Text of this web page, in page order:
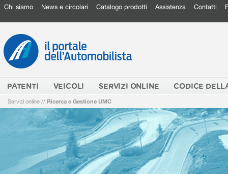
Chi siamo News e circolari Catalogo prodotti Assistenza Contatti
PATENTI VEICOLI SERVIZI ONLINE CODICE
Servizi online // Ricerca e Gestione UMC